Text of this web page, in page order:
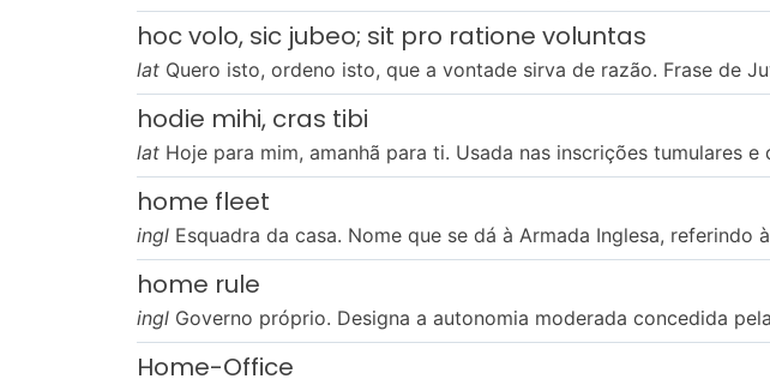
hoc volo, sic jubeo; sit pro ratione voluntas
lat Quero isto, ordeno isto, que a vontade sirva de razão. Frase de
hodie mihi, cras tibi
lat Hoje para mim, amanhã para ti. Usada nas inscrições tumulares
home fleet
ingl Esquadra da casa. Nome que se dá à Armada Inglesa, referindo
home rule
ingl Governo próprio. Designa a autonomia moderada concedida
Home-Office